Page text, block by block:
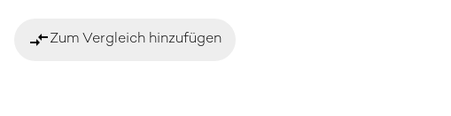
compare_arrowsZum Vergleich hinzufügen